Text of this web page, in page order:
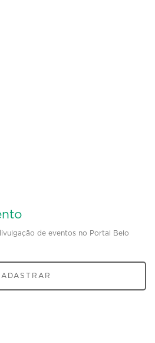
de eventos no Portal Belo